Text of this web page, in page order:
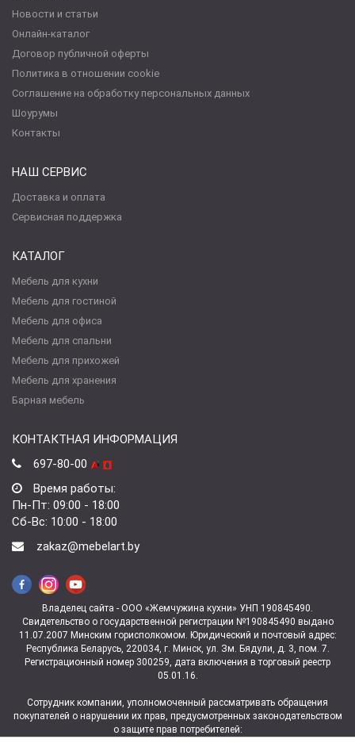
Новости и статьи
Онлайн-каталог
Договор публичной оферты
Политика в отношении cookie
Соглашение на обработку персональных данных
Шоурумы
Контакты
НАШ СЕРВИС
Доставка и оплата
Сервисная поддержка
КАТАЛОГ
Мебель для кухни
Мебель для гостиной
Мебель для офиса
Мебель для спальни
Мебель для прихожей
Мебель для хранения
Барная мебель
КОНТАКТНАЯ ИНФОРМАЦИЯ
697-80-00
Время работы:
Пн-Пт: 09:00 - 18:00
Сб-Вс: 10:00 - 18:00
zakaz@mebelart.by
Владелец сайта - ООО «Жемчужина кухни» УНП 190845490.
Свидетельство о государственной регистрации №190845490 выдано
11.07.2007 Минским горисполкомом. Юридический и почтовый адрес:
Республика Беларусь, 220034, г. Минск, ул. Зм. Бядули, д. 3, пом. 7.
Регистрационный номер 300259, дата включения в торговый реестр
05.01.16.
Сотрудник компании, уполномоченный рассматривать обращения
покупателей о нарушении их прав, предусмотренных законодательством
о защите прав потребителей: